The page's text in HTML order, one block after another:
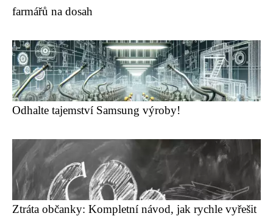
farmářů na dosah
Odhalte tajemství Samsung výroby!
Ztráta občanky: Kompletní návod, jak rychle vyřešit